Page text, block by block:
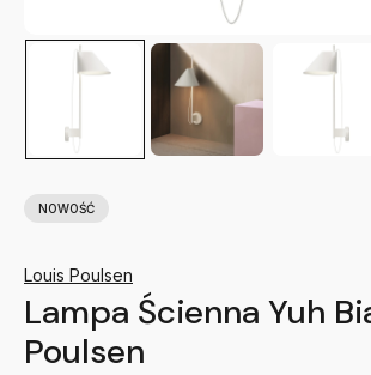
NOWOŚĆ
Louis Poulsen
Lampa Ścienna Yuh
Poulsen